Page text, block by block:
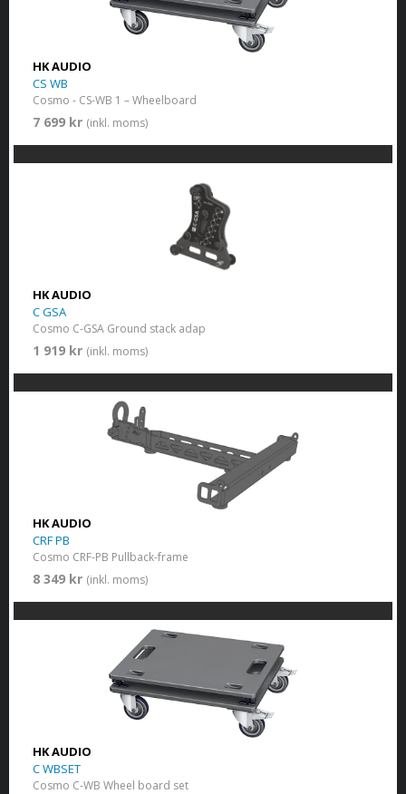
HK AUDIO
CS WB
Cosmo - CS-WB 1 – Wheelboard
7 699 kr (inkl. moms)
HK AUDIO
C GSA
Cosmo C-GSA Ground stack adap
1 919 kr (inkl. moms)
HK AUDIO
CRF PB
Cosmo CRF-PB Pullback-frame
8 349 kr (inkl. moms)
HK AUDIO
C WBSET
Cosmo C-WB Wheel board set